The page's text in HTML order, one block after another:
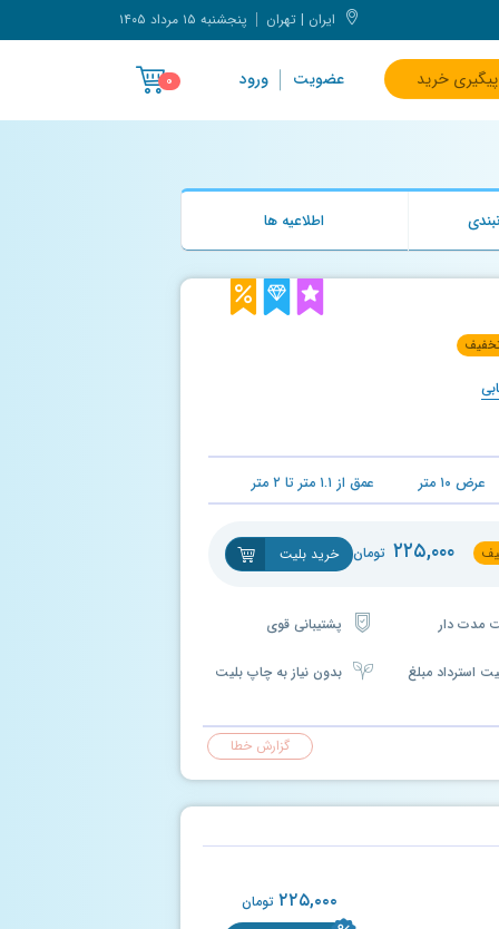
ایران | تهران پنجشنبه ۱۵ مرداد ۱۴۰۵
پیگیری خرید عضویت ورود ۰
اطلاعیه ها
عرض ۱۰ متر عمق از ۱.۱ متر تا ۲متر
۲۲۵,۰۰۰ تومان خرید بلیت
استرداد مبلغ
گزارش خطا
۲۲۵,۰۰۰ تومان